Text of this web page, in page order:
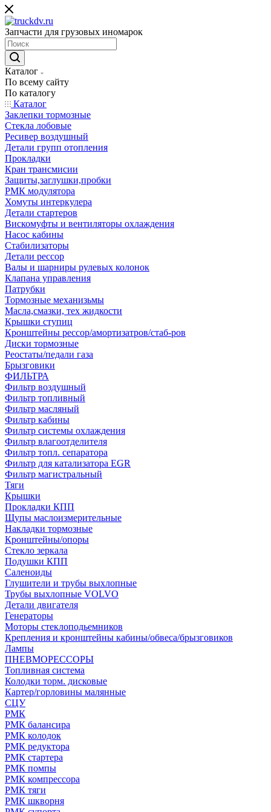
Запчасти для грузовых иномарок
Каталог
По всему сайту
По каталогу
Каталог
Заклепки тормозные
Стекла лобовые
Ресивер воздушный
Детали групп отопления
Прокладки
Кран трансмисии
Защиты,заглушки,пробки
РМК модулятора
Хомуты интеркулера
Детали стартеров
Вискомуфты и вентиляторы охлаждения
Насос кабины
Стабилизаторы
Детали рессор
Валы и шарниры рулевых колонок
Клапана управления
Патрубки
Тормозные механизьмы
Масла,смазки, тех жидкости
Крышки ступиц
Кронштейны рессор/амортизатров/стаб-ров
Диски тормозные
Реостаты/педали газа
Брызговики
ФИЛЬТРА
Фильтр воздушный
Фильтр топливный
Фильтр масляный
Фильтр кабины
Фильтр системы охлаждения
Фильтр влагоотделителя
Фильтр топл. сепаратора
Фильтр для катализатора EGR
Фильтр магистральный
Тяги
Крышки
Прокладки КПП
Щупы маслоизмерительные
Накладки тормозные
Кронштейны/опоры
Стекло зеркала
Подушки КПП
Саленоиды
Глушители и трубы выхлопные
Трубы выхлопные VOLVO
Детали двигателя
Генераторы
Моторы стеклоподьемников
Крепления и кронштейны кабины/обвеса/брызговиков
Лампы
ПНЕВМОРЕССОРЫ
Топливная система
Колодки торм. дисковые
Картер/горловины малянные
СЦУ
РМК
РМК балансира
РМК колодок
РМК редуктора
РМК стартера
РМК помпы
РМК компрессора
РМК тяги
РМК шкворня